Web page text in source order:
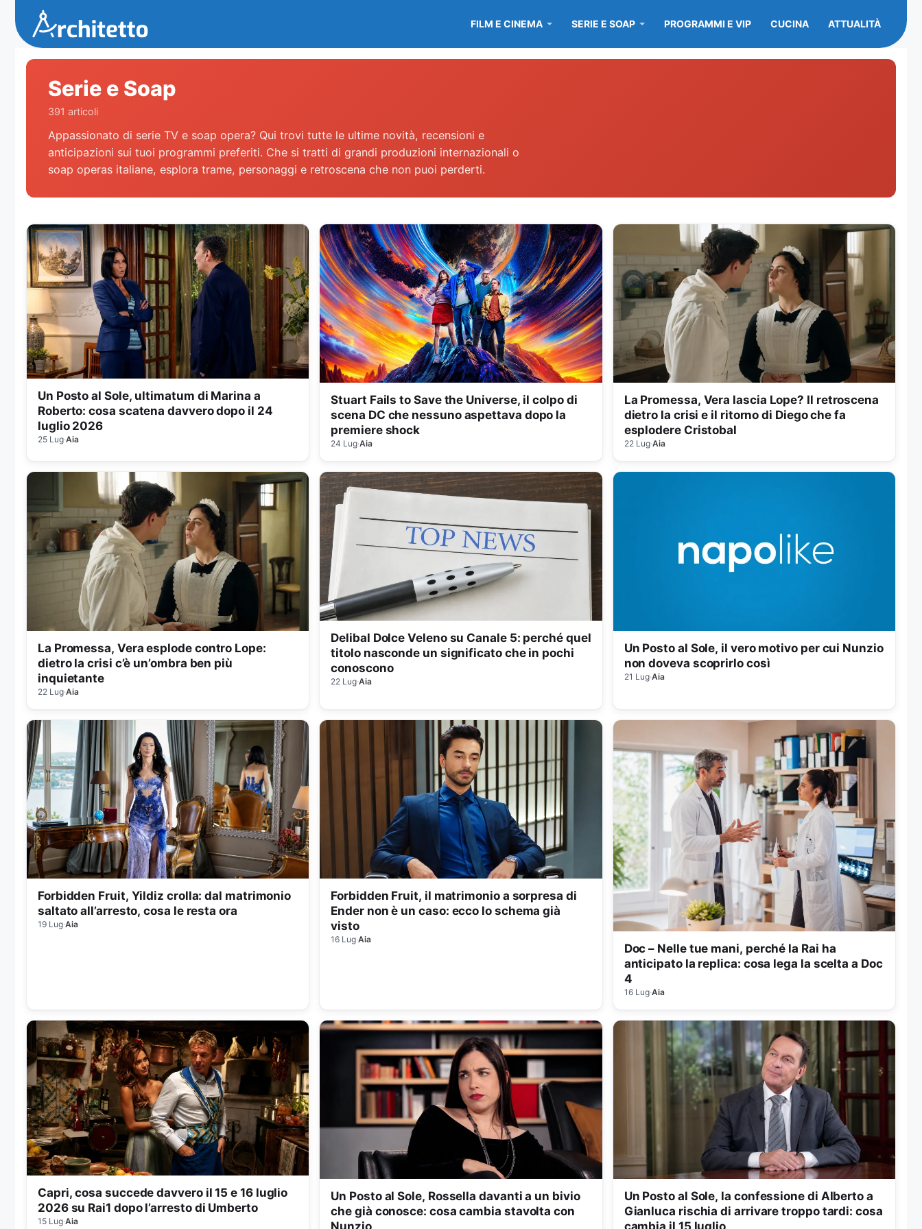
contenuto
FILM E CINEMA SERIE E SOAP PROGRAMMI E VIP CUCINA ATTUALITÀ
Serie e Soap
391 articoli
Appassionato di serie TV e soap opera? Qui trovi tutte le ultime novità, recensioni e
anticipazioni sui tuoi programmi preferiti. Che si tratti di grandi produzioni internazionali o
soap operas italiane, esplora trame, personaggi e retroscena che non puoi perderti.
Un Posto al Sole, ultimatum di Marina a
Roberto: cosa scatena davvero dopo il 24
luglio 2026
25 Lug·Aia
Stuart Fails to Save the Universe, il colpo di
scena DC che nessuno aspettava dopo la
premiere shock
24 Lug·Aia
La Promessa, Vera lascia Lope? Il retroscena
dietro la crisi e il ritorno di Diego che fa
esplodere Cristobal
22 Lug·Aia
La Promessa, Vera esplode contro Lope:
dietro la crisi c’è un’ombra ben più
inquietante
22 Lug·Aia
Delibal Dolce Veleno su Canale 5: perché quel
titolo nasconde un significato che in pochi
conoscono
22 Lug·Aia
Un Posto al Sole, il vero motivo per cui Nunzio
non doveva scoprirlo così
21 Lug·Aia
Forbidden Fruit, Yildiz crolla: dal matrimonio
saltato all’arresto, cosa le resta ora
19 Lug·Aia
Forbidden Fruit, il matrimonio a sorpresa di
Ender non è un caso: ecco lo schema già
visto
16 Lug·Aia
Doc – Nelle tue mani, perché la Rai ha
anticipato la replica: cosa lega la scelta a Doc
4
16 Lug·Aia
Capri, cosa succede davvero il 15 e 16 luglio
2026 su Rai1 dopo l’arresto di Umberto
15 Lug·Aia
Un Posto al Sole, Rossella davanti a un bivio
che già conosce: cosa cambia stavolta con
Un Posto al Sole, la confessione di Alberto a
Gianluca rischia di arrivare troppo tardi: cosa